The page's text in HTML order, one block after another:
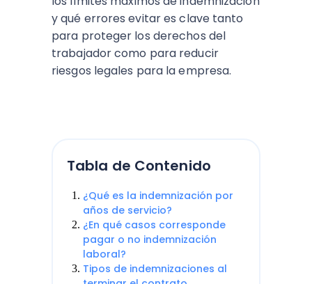
y qué errores evitar es clave tanto
para proteger los derechos del
trabajador como para reducir
riesgos legales para la empresa.
Tabla de Contenido
¿Qué es la indemnización por
años de servicio?
¿En qué casos corresponde
pagar o no indemnización
laboral?
Tipos de indemnizaciones al